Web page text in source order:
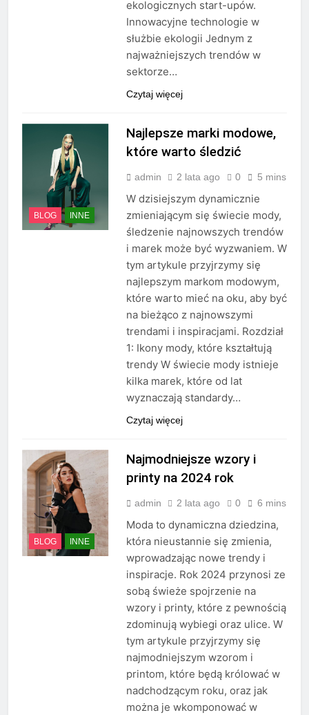
ekologicznych start-upów.
Innowacyjne technologie w
służbie ekologii Jednym z
najważniejszych trendów w
sektorze…
Czytaj więcej
BLOG INNE
Najlepsze marki modowe,
które warto śledzić
admin 2 lata ago 0 5 mins
W dzisiejszym dynamicznie
zmieniającym się świecie mody,
śledzenie najnowszych trendów
i marek może być wyzwaniem. W
tym artykule przyjrzymy się
najlepszym markom modowym,
które warto mieć na oku, aby być
na bieżąco z najnowszymi
trendami i inspiracjami. Rozdział
1: Ikony mody, które kształtują
trendy W świecie mody istnieje
kilka marek, które od lat
wyznaczają standardy…
Czytaj więcej
BLOG INNE
Najmodniejsze wzory i
printy na 2024 rok
admin 2 lata ago 0 6 mins
Moda to dynamiczna dziedzina,
która nieustannie się zmienia,
wprowadzając nowe trendy i
inspiracje. Rok 2024 przynosi ze
sobą świeże spojrzenie na
wzory i printy, które z pewnością
zdominują wybiegi oraz ulice. W
tym artykule przyjrzymy się
najmodniejszym wzorom i
printom, które będą królować w
nadchodzącym roku, oraz jak
można je wkomponować w